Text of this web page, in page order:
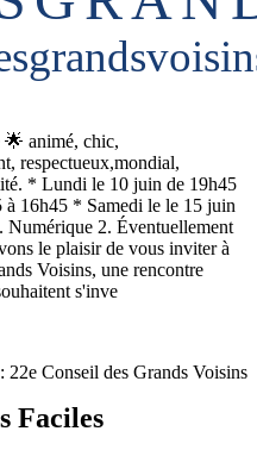
animé, chic,
respectueux,mondial,
* Lundi le 10 juin de 19h45
16h45 * Samedi le le 15 juin
Numérique 2. Éventuellement
le plaisir de vous inviter à
Voisins, une rencontre
s'inve
22e Conseil des Grands Voisins
Faciles